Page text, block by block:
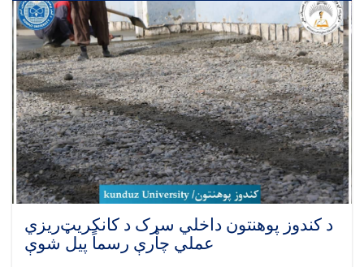
زده
کړو
وزارت
د
پلان،
پالیسۍ
او
تقنین
ریاست
له
لوري
د
پلانونو،
راپورونو
او
احصائیوي
د کندوز پوهنتون داخلي سړک د کانکریټ‌ریزي
عملي چارې رسماً پیل شوې